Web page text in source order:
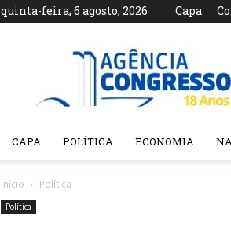
quinta-feira, 6 agosto, 2026 Capa
Agência
CAPA POLÍTICA ECONOMIA
Início Política
Política